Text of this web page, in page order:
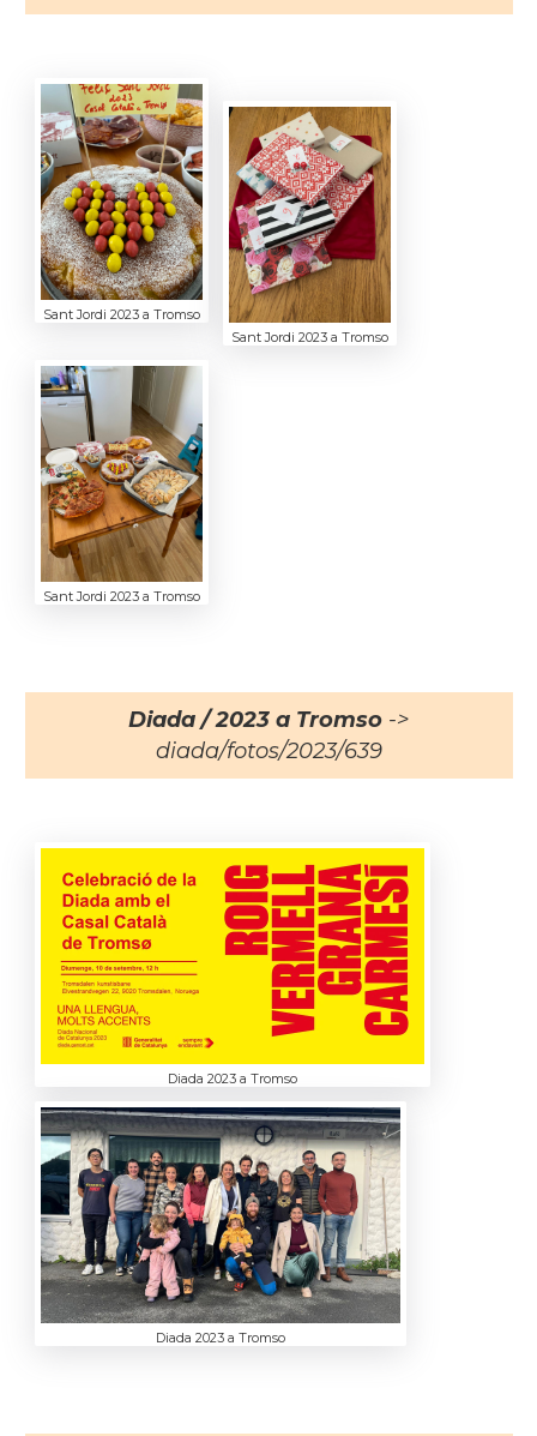
Sant Jordi 2023 a Tromso
Sant Jordi 2023 a Tromso
Sant Jordi 2023 a Tromso
Diada / 2023 a Tromso ->
diada/fotos/2023/639
Diada 2023 a Tromso
Diada 2023 a Tromso